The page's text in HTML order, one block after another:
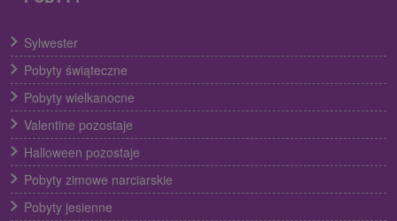
Sylwester
Pobyty świąteczne
Pobyty wielkanocne
Valentine pozostaje
Halloween pozostaje
Pobyty zimowe narciarskie
Pobyty jesienne